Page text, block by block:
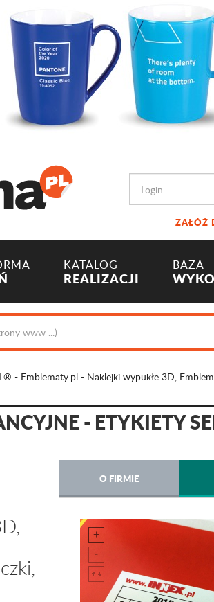
ZAŁÓŻ
KATALOG
REALIZACJI
BAZA
- Emblematy.pl - Naklejki wypukłe 3D,
- ETYKIETY
O FIRMIE